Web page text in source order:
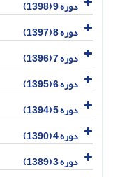
دوره 9 (1398)
دوره 8 (1397)
دوره 7 (1396)
دوره 6 (1395)
دوره 5 (1394)
دوره 4 (1390)
دوره 3 (1389)